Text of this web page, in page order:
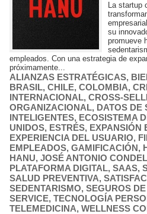
La startup
su
promueve
empleados. Con una estrategia de
próximamente...
ALIANZAS ESTRATÉGICAS,
BRASIL, CHILE, COLOMBIA,
INTERNACIONAL, CROSS-
ORGANIZACIONAL, DATOS DE
INTELIGENTES, ECOSISTEMA
UNIDOS, ESTRÉS, EXPANSIÓN
EXPERIENCIA DEL USUARIO,
EMPLEADOS, GAMIFICACIÓN,
HANU, JOSÉ ANTONIO
PLATAFORMA DIGITAL, SAAS,
SALUD PREVENTIVA,
SEDENTARISMO, SEGUROS
SERVICE, TECNOLOGÍA
TELEMEDICINA, WELLNESS